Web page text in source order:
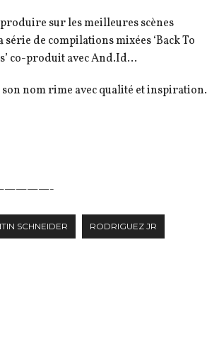
sur les meilleures scènes
de compilations mixées ‘Back To
co-produit avec And.Id…
nom rime avec qualité et inspiration.
SCHNEIDER RODRIGUEZ JR